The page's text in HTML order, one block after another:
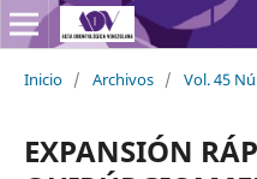
Inicio / Archivos / Vol. 45
EXPANSIÓN